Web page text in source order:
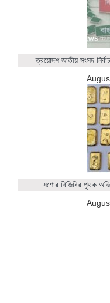
ত্রয়োদশ জাতীয় সংসদ
যশোর বিজিবির পৃথক